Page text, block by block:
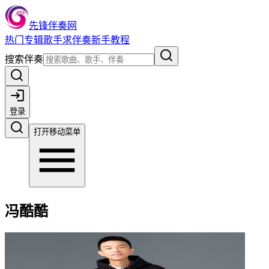
先锋伴奏网
热门 专辑歌手求伴奏新手教程
搜索伴奏
登录
打开移动菜单
冯酷酷